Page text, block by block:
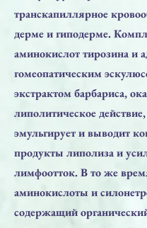
транскапиллярное
дерме и гиподерме.
аминокислот тирозина и
гомеопатическим
экстрактом барбариса,
липолитическое
эмульгирует и выводит
продукты липолиза и
лимфоотток. В то же
аминокислоты и
содержащий